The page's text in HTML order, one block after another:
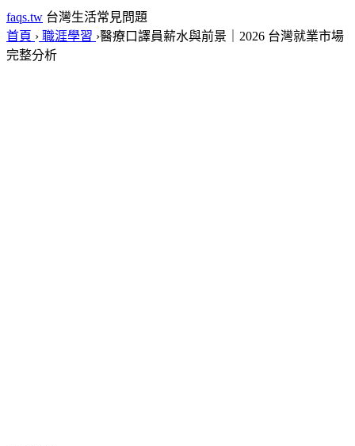
faqs.tw 台灣生活常見問題
首頁 › 職涯學習 ›醫療口譯員薪水與前景｜2026 台灣就業市場
完整分析